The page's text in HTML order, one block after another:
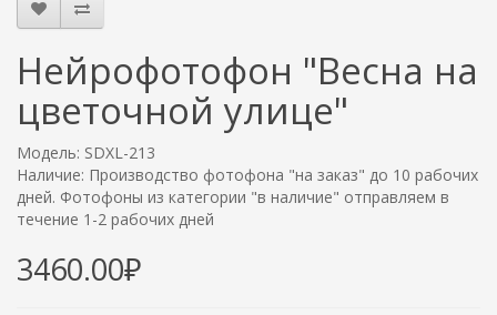
Нейрофотофон "Весна на
цветочной улице"
Модель: SDXL-213
Наличие: Производство фотофона "на заказ" до 10 рабочих
дней. Фотофоны из категории "в наличие" отправляем в
течение 1-2 рабочих дней
3460.00₽